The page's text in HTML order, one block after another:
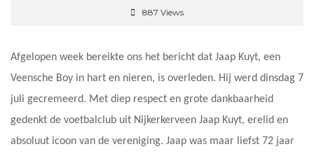
887 Views
Afgelopen week bereikte ons het bericht dat Jaap Kuyt, een
Veensche Boy in hart en nieren, is overleden. Hij werd dinsdag 7
juli gecremeerd. Met diep respect en grote dankbaarheid
gedenkt de voetbalclub uit Nijkerkerveen Jaap Kuyt, erelid en
absoluut icoon van de vereniging. Jaap was maar liefst 72 jaar